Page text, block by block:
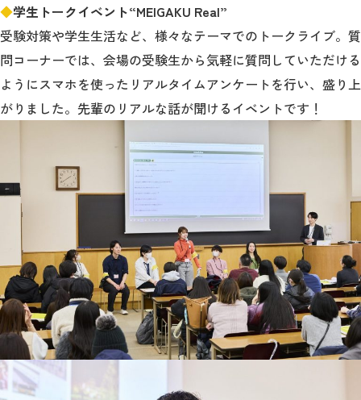
◆学生トークイベント“MEIGAKU Real”
受験対策や学生生活など、様々なテーマでのトークライブ。質
問コーナーでは、会場の受験生から気軽に質問していただける
ようにスマホを使ったリアルタイムアンケートを行い、盛り上
がりました。先輩のリアルな話が聞けるイベントです！